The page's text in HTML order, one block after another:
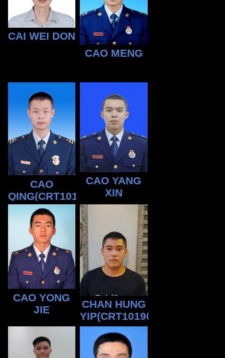
CAI WEI DON
CAO MENG
CAO
QING(CRT10190404)
CAO YANG
XIN
CAO YONG
JIE
CHAN HUNG
YIP(CRT10190455)